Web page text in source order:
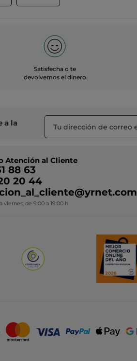
Satisfecha o te
devolvemos el dinero
a la
Atención al Cliente
88 63
20 44
viernes, de 9:00 a 19:00 h